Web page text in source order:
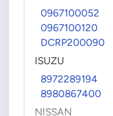
1460A022
1460A031
1460A037
1460A047
1460A058
RF7C13800
0967100052
0967100120
DCRP200090
ISUZU
8972289194
8980867400
NISSAN